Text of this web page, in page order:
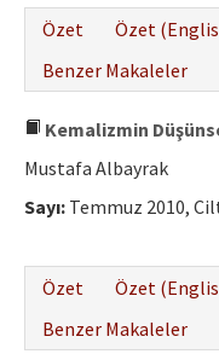
Özet
Özet
Benzer Makaleler
Kemalizmin
Mustafa Albayrak
Sayı: Temmuz 2010, Cilt
Özet
Özet
Benzer Makaleler